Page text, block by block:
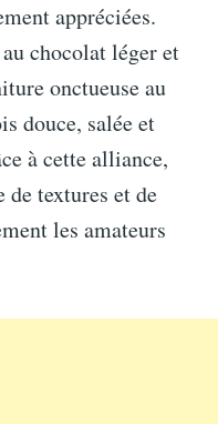
appréciées.
chocolat léger et
onctueuse au
douce, salée et
à cette alliance,
de textures et de
les amateurs